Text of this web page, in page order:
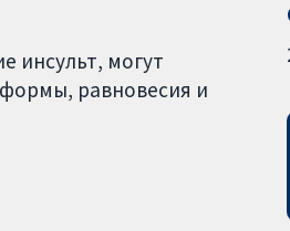
инсульт, могут
равновесия и